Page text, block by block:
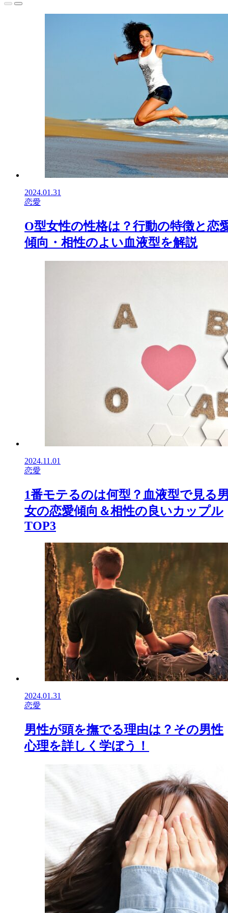
2024.01.31
恋愛
O型女性の性格は？行動の特徴と恋
傾向・相性のよい血液型を解説
2024.11.01
恋愛
1番モテるのは何型？血液型で見る
女の恋愛傾向＆相性の良いカップル
TOP3
2024.01.31
恋愛
男性が頭を撫でる理由は？その男性
心理を詳しく学ぼう！